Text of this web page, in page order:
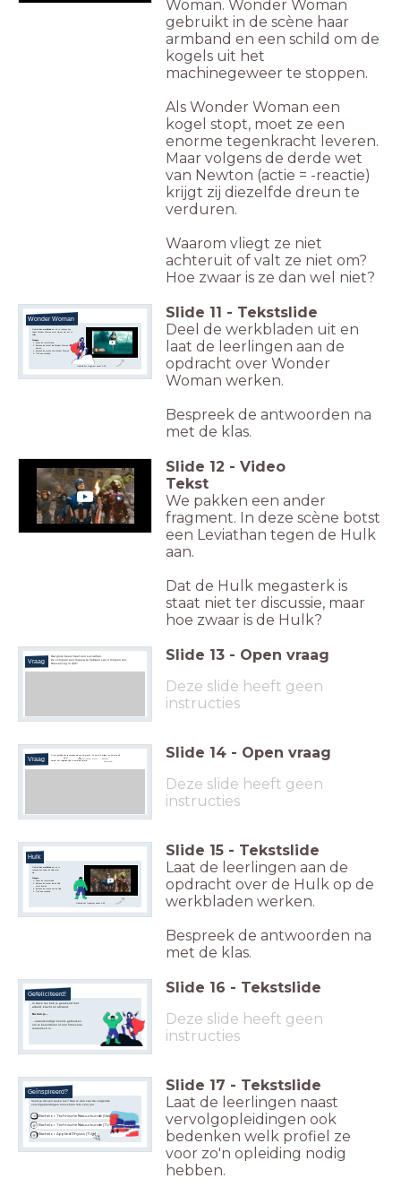
Woman. Wonder Woman
gebruikt in de scène haar
armband en een schild om de
kogels uit het
machinegeweer te stoppen.
Als Wonder Woman een
kogel stopt, moet ze een
enorme tegenkracht leveren.
Maar volgens de derde wet
van Newton (actie = -reactie)
krijgt zij diezelfde dreun te
verduren.
Waarom vliegt ze niet
achteruit of valt ze niet om?
Hoe zwaar is ze dan wel niet?
Wonder Woman
Gebruik het werkbladom uit te rekenen hoe
zwaar Wonder Woman moet zijn om niet om te
vallen.
Stappen
Schat de remafstand.
Bereken de kracht die Wonder Woman moet
leveren.
Bereken de massa van Wonder Woman.
Trek een conclusie.
Gebruik het fragment vanaf 2:39
Slide 11 - Tekstslide
Deel de werkbladen uit en
laat de leerlingen aan de
opdracht over Wonder
Woman werken.
Bespreek de antwoorden na
met de klas.
Slide 12 - Video
Tekst
We pakken een ander
fragment. In deze scène botst
een Leviathan tegen de Hulk
aan.
Dat de Hulk megasterk is
staat niet ter discussie, maar
hoe zwaar is de Hulk?
Vraag
Dat grote beest heet een Leviathan.
Ze schijnen een massa te hebben van 3 miljoen ton.
Hoeveel kg is dat?
Slide 13 - Open vraag
Deze slide heeft geen
instructies
Vraag
Grote getallen kun je schrijven als een 10-macht. Zo kun je 3 miljoen ton noteren als
kg of kg.
Noteer het volgende cijfer in normale notatie:
3⋅109
5,6⋅105
3.000. 000. 000 Slide 14 - Open vraag
Deze slide heeft geen
instructies
Hulk
Gebruik het werkbladom uit te
rekenen hoe zwaar de Hulk moet
zijn.
Stappen
Schat de remafstand.
Bereken de kracht die de Hulk
moet leveren.
Bereken de massa van de Hulk.
Trek een conclusie.
Gebruik het fragment vanaf 0:49
Slide 15 - Tekstslide
Laat de leerlingen aan de
opdracht over de Hulk op de
werkbladen werken.
Bespreek de antwoorden na
met de klas.
Gefeliciteerd!
In deze les heb je gerekend met
arbeid, kracht en afstand.
Nu kun je...
...natuurkundige kennis gebruiken
om te beoordelen of een filmscène
realistisch is.
Slide 16 - Tekstslide
Deze slide heeft geen
instructies
Geïnspireerd?
Vond je dit een leuke les? Dan is één van de volgende
vervolgopleidingen misschien iets voor jou.
Bachelor Technische Natuurkunde (Utwente)
Bachelor Technische Natuurkunde (TU Delft)
Bachelor Applied Physics (TU/e)
Slide 17 - Tekstslide
Laat de leerlingen naast
vervolgopleidingen ook
bedenken welk profiel ze
voor zo'n opleiding nodig
hebben.